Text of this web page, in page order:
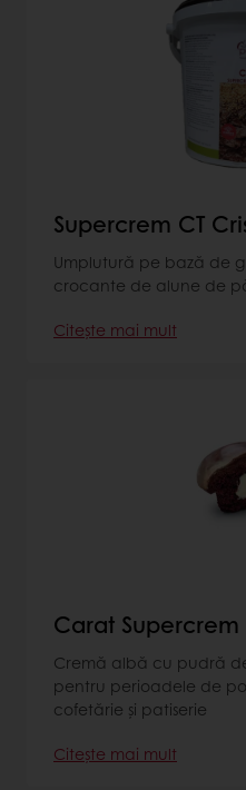
Supercrem CT
Umplutură pe bază de
crocante de alune de
Citește mai mult
Carat Supercrem
Cremă albă cu pudră
pentru perioadele de
cofetărie și patiserie
Citește mai mult